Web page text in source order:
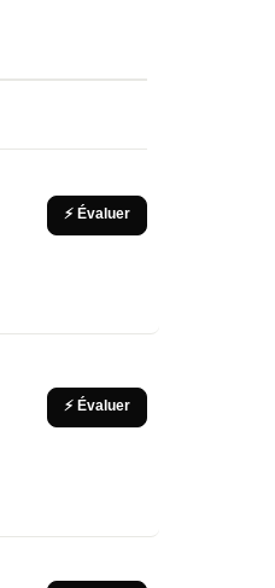
⚡ Évaluer
⚡ Évaluer